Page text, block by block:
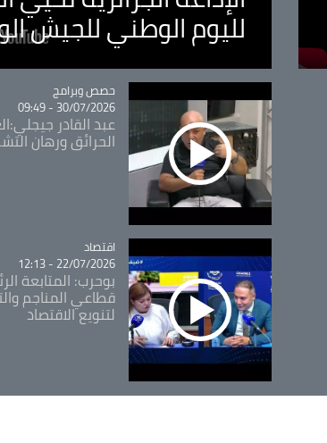
لليوم الوطني للجيش
Catégorie
حصص وبرامج
30/07/2026 - 09:49
عبد القادر
الحرائق ورهان
Catégorie
اقتصاد
22/07/2026 - 12:13
بوحرب: المتابعة
قطاعي المناجم
لتنويع الاقتصاد